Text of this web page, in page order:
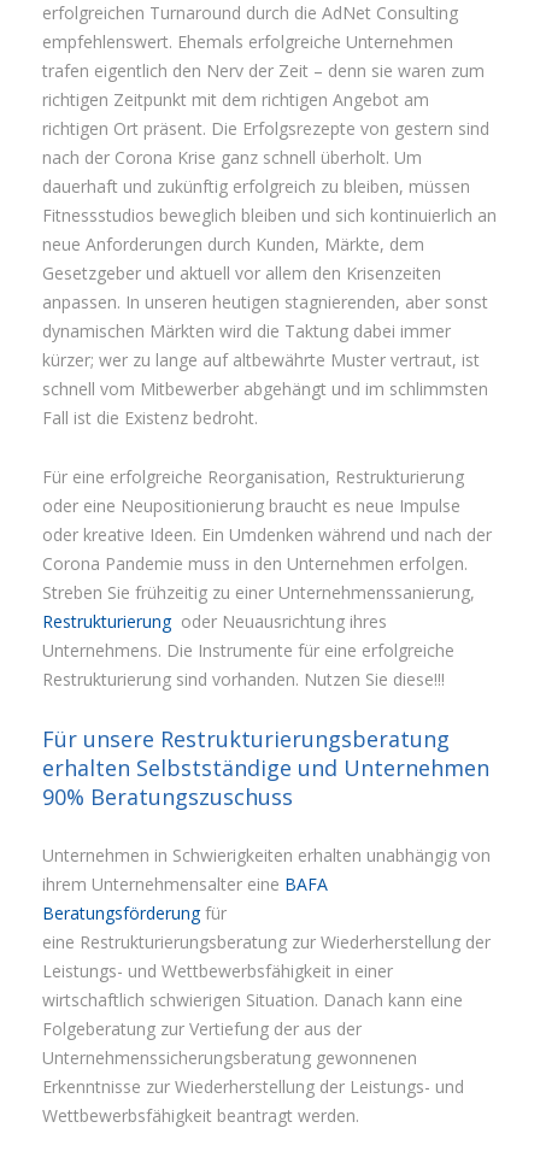
erfolgreichen Turnaround durch die AdNet Consulting
empfehlenswert. Ehemals erfolgreiche Unternehmen
trafen eigentlich den Nerv der Zeit – denn sie waren zum
richtigen Zeitpunkt mit dem richtigen Angebot am
richtigen Ort präsent. Die Erfolgsrezepte von gestern sind
nach der Corona Krise ganz schnell überholt. Um
dauerhaft und zukünftig erfolgreich zu bleiben, müssen
Fitnessstudios beweglich bleiben und sich kontinuierlich an
neue Anforderungen durch Kunden, Märkte, dem
Gesetzgeber und aktuell vor allem den Krisenzeiten
anpassen. In unseren heutigen stagnierenden, aber sonst
dynamischen Märkten wird die Taktung dabei immer
kürzer; wer zu lange auf altbewährte Muster vertraut, ist
schnell vom Mitbewerber abgehängt und im schlimmsten
Fall ist die Existenz bedroht.
Für eine erfolgreiche Reorganisation, Restrukturierung
oder eine Neupositionierung braucht es neue Impulse
oder kreative Ideen. Ein Umdenken während und nach der
Corona Pandemie muss in den Unternehmen erfolgen.
Streben Sie frühzeitig zu einer Unternehmenssanierung,
Restrukturierungoder Neuausrichtung ihres
Unternehmens. Die Instrumente für eine erfolgreiche
Restrukturierung sind vorhanden. Nutzen Sie diese!!!
Für unsere Restrukturierungsberatung
erhalten Selbstständige und Unternehmen
90% Beratungszuschuss
Unternehmen in Schwierigkeiten erhalten unabhängig von
ihrem Unternehmensalter eine BAFA
Beratungsförderungfür
eine Restrukturierungsberatung zur Wiederherstellung der
Leistungs- und Wettbewerbsfähigkeit in einer
wirtschaftlich schwierigen Situation. Danach kann eine
Folgeberatung zur Vertiefung der aus der
Unternehmenssicherungsberatung gewonnenen
Erkenntnisse zur Wiederherstellung der Leistungs- und
Wettbewerbsfähigkeit beantragt werden.